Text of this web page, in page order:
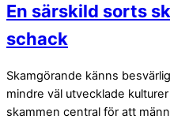
En särskild sorts
schack
Skamgörande känns
mindre väl utvecklade
skammen ­central för att